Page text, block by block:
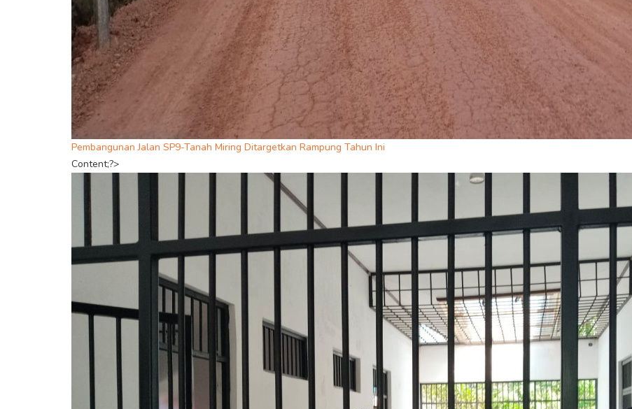
Pembangunan Jalan SP9-Tanah Miring Ditargetkan Rampung Tahun Ini
Content;?>